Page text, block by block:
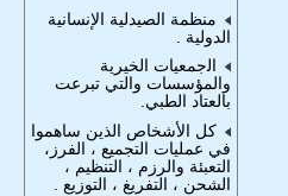
منظمة الصيدلية الإنسانية
الدوﻟﯿﺔ .
ﺍﻟجمعيات الخيرية
والمؤسسات والتي تبرعت
بالعتاد الطبي.
كل الأشخاص الذين ساهموا
في عمليات التجميع ، الفرز،
التعبئة والرزم ، التنظيم ،
الشحن ، التفريغ ، التوزيع .